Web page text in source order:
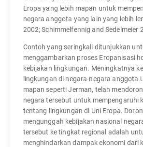
Eropa yang lebih mapan untuk
negara anggota yang lain yang lebih
2002; Schimmelfennig and Sedelmeier
Contoh yang seringkali ditunjukkan
menggambarkan proses Eropanisasi
kebijakan lingkungan. Meningkatnya
lingkungan di negara-negara anggota
mapan seperti Jerman, telah
negara tersebut untuk mempengaruhi
tentang lingkungan di Uni Eropa.
mengunggah kebijakan nasional
tersebut ke tingkat regional adalah
menghindarkan dampak ekonomi dari